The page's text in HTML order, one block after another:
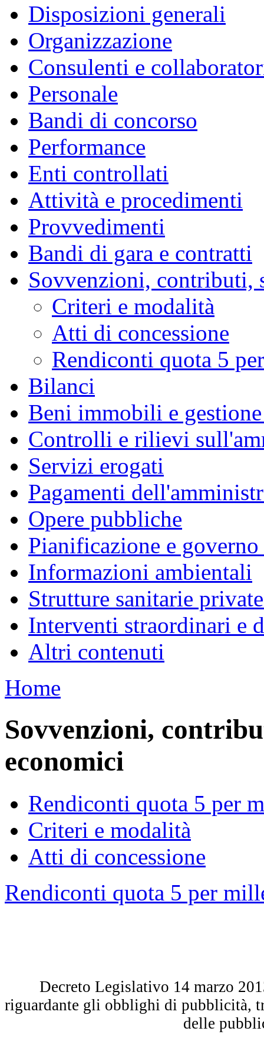
Disposizioni generali
Organizzazione
Consulenti e
Personale
Bandi di concorso
Performance
Enti controllati
Attività e procedimenti
Provvedimenti
Bandi di gara e contratti
Sovvenzioni, contributi,
Criteri e modalità
Atti di concessione
Rendiconti quota 5
Bilanci
Beni immobili e
Controlli e rilievi
Servizi erogati
Pagamenti
Opere pubbliche
Pianificazione e
Informazioni ambientali
Strutture sanitarie
Interventi straordinari e
Altri contenuti
Home
Sovvenzioni,
economici
Rendiconti quota 5 per
Criteri e modalità
Atti di concessione
Rendiconti quota 5 per
Decreto Legislativo 14 marzo
riguardante gli obblighi di pubblicità,
delle